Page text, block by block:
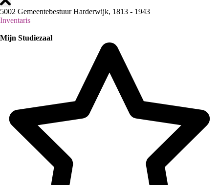
5002 Gemeentebestuur Harderwijk, 1813 - 1943
Inventaris
Mijn Studiezaal